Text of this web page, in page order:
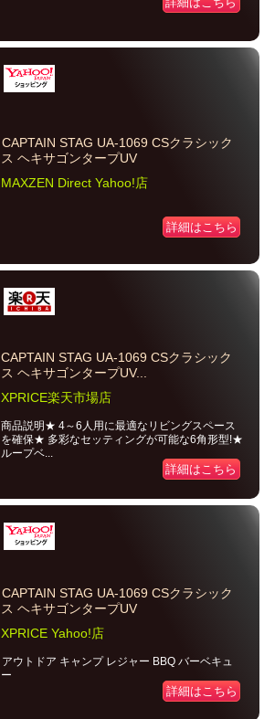
CAPTAIN STAG UA-1069 CSクラシック
ス ヘキサゴンタープUV
MAXZEN Direct Yahoo!店
詳細はこちら
CAPTAIN STAG UA-1069 CSクラシック
ス ヘキサゴンタープUV...
XPRICE楽天市場店
商品説明★ 4～6人用に最適なリビングスペース
を確保★ 多彩なセッティングが可能な6角形型!★
ループベ...
詳細はこちら
CAPTAIN STAG UA-1069 CSクラシック
ス ヘキサゴンタープUV
XPRICE Yahoo!店
アウトドア キャンプ レジャー BBQ バーベキュ
ー
詳細はこちら